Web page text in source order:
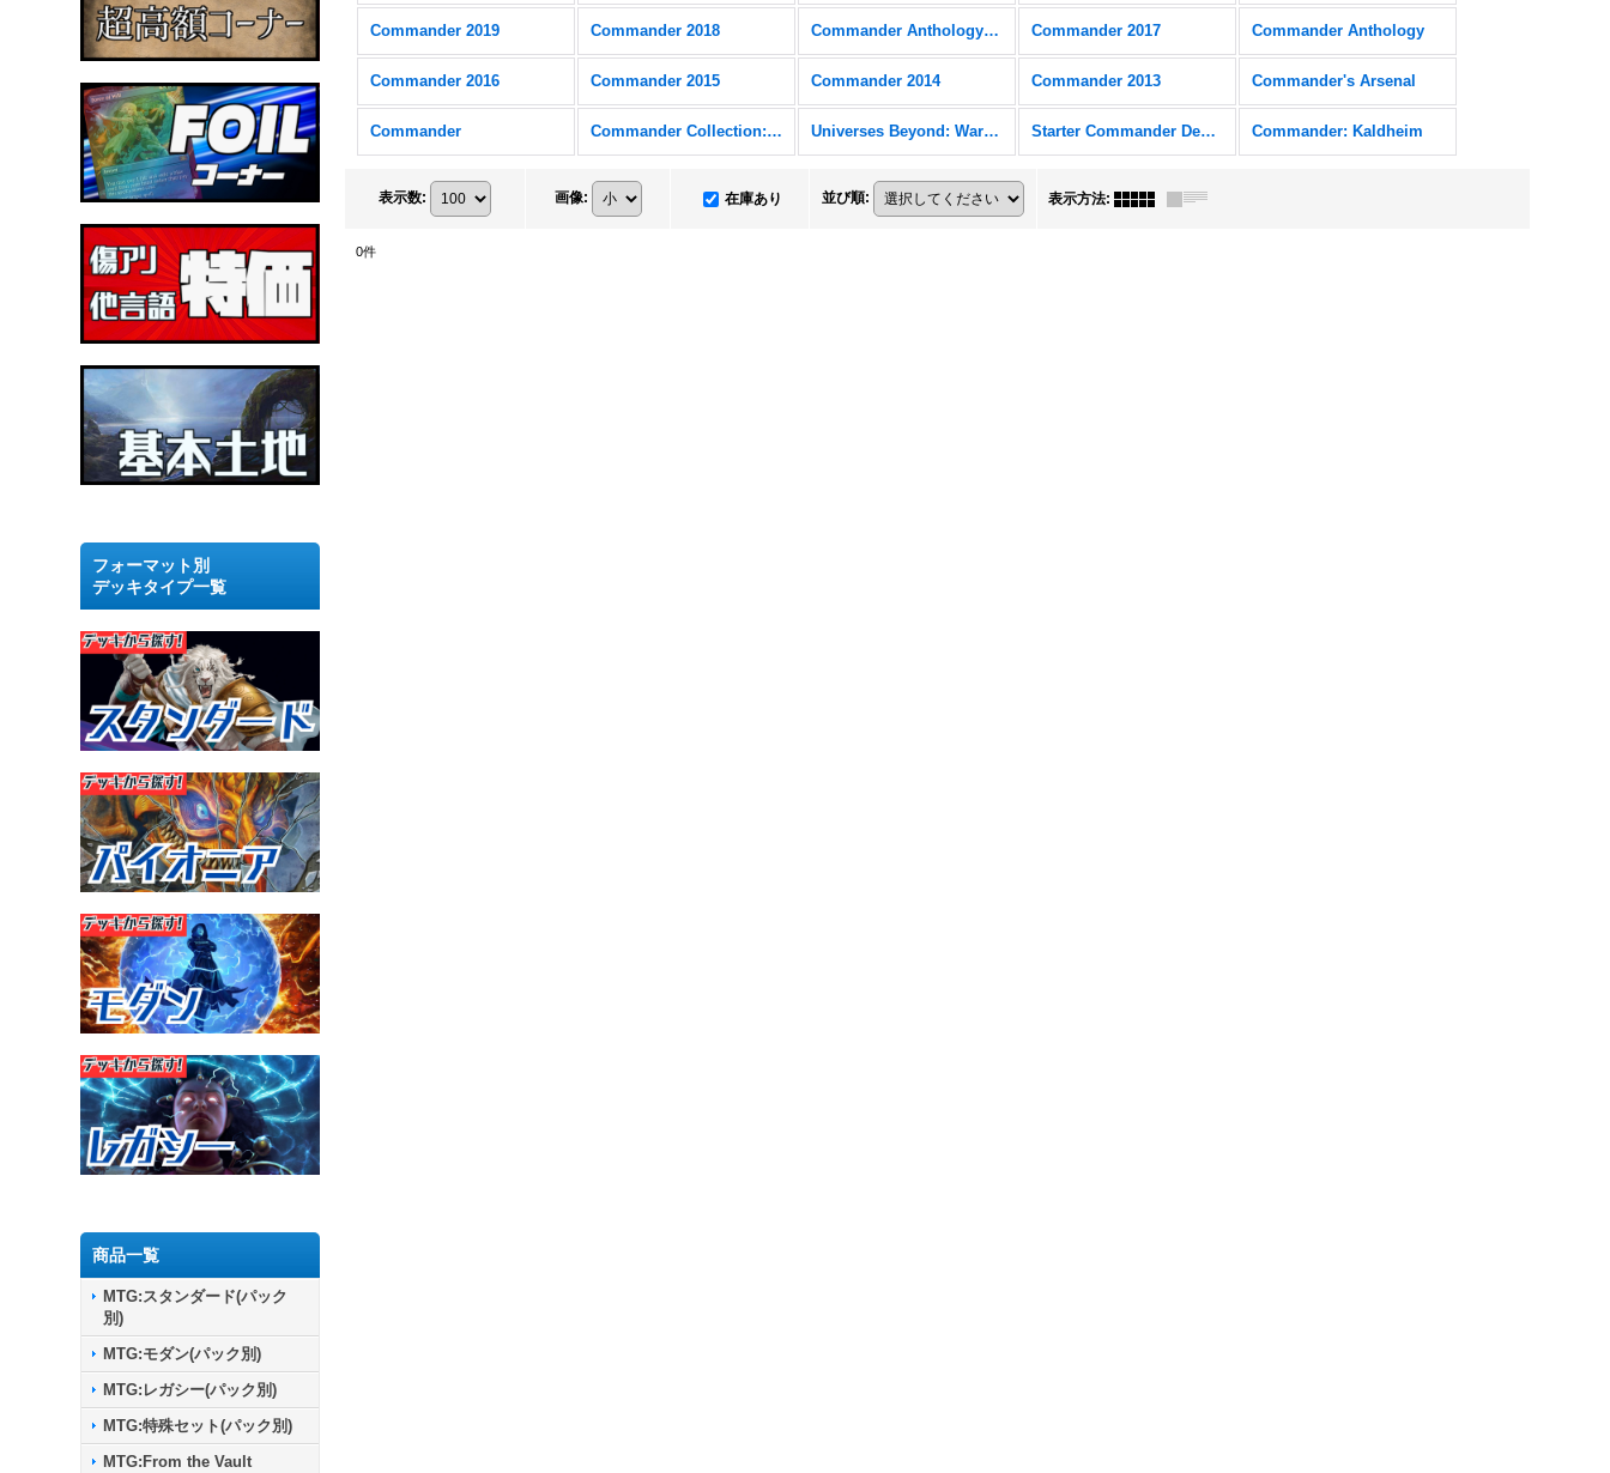
フォーマット別
デッキタイプ一覧
商品一覧
MTG:スタンダード(パック
別)
MTG:モダン(パック別)
MTG:レガシー(パック別)
MTG:特殊セット(パック別)
MTG:From the Vault
Commander 2019 Commander 2018 Commander Anthology Volume II Commander 2017 Commander Anthology
Commander 2016 Commander 2015 Commander 2014 Commander 2013 Commander's Arsenal
Commander Commander Collection: Green Universes Beyond: Warhammer 40,000 (40K) FOIL Starter Commander Decks Commander: Kaldheim
表示数: 画像: 在庫あり 並び順: 表示方法:
0件